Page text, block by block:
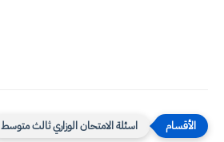
اسئلة الامتحان الوزاري ثالث متوسط